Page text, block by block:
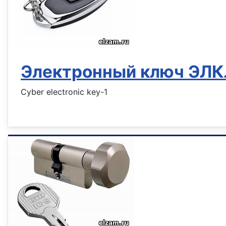
Электронный ключ
Cyber electronic key-1